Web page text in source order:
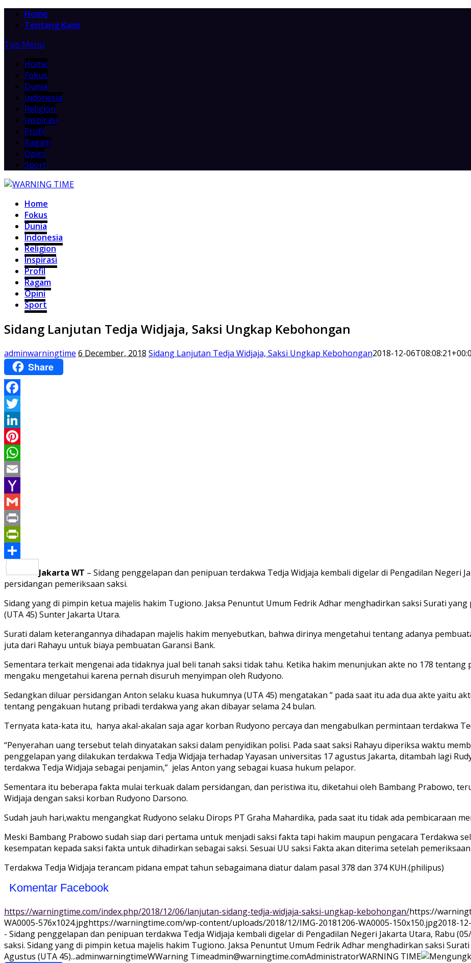
Home
Tentang Kami
Top Menu
Home
Fokus
Dunia
Indonesia
Religion
Inspirasi
Profil
Ragam
Opini
Sport
Home
Fokus
Dunia
Indonesia
Religion
Inspirasi
Profil
Ragam
Opini
Sport
Sidang Lanjutan Tedja Widjaja, Saksi Ungkap Kebohongan
adminwarningtime 6 December, 2018 Sidang Lanjutan Tedja Widjaja, Saksi Ungkap Kebohongan2018-12-
Share
Facebook
Twitter
LinkedIn
Pinterest
WhatsApp
Email
Yahoo
Mail
Gmail
Print
PrintFriendly
Share
Jakarta WT – Sidang penggelapan dan penipuan terdakwa Tedja Widjaja kembali digelar di Pengadilan Negeri
persidangan pemeriksaan saksi.
Sidang yang di pimpin ketua majelis hakim Tugiono. Jaksa Penuntut Umum Fedrik Adhar menghadirkan saksi Surati
(UTA 45) Sunter Jakarta Utara.
Surati dalam keterangannya dihadapan majelis hakim menyebutkan, bahwa dirinya mengetahui tentang adanya
juta dari Rahayu untuk biaya pembuatan Garansi Bank.
Sementara terkait mengenai ada tidaknya jual beli tanah saksi tidak tahu. Ketika hakim menunjukan akte no 178
mengaku mengetahui karena pernah disuruh menyimpan oleh Rudyono.
Sedangkan diluar persidangan Anton selaku kuasa hukumnya (UTA 45) mengatakan ” pada saat itu ada dua akte yaitu
tentang pengakuan hutang pribadi terdakwa yang akan dibayar selama 24 bulan.
Ternyata kata-kata itu, hanya akal-akalan saja agar korban Rudyono percaya dan mengabulkan permintaan terdakwa
“Penyerahan uang tersebut telah dinyatakan saksi dalam penyidikan polisi. Pada saat saksi Rahayu diperiksa waktu
penggelapan yang dilakukan terdakwa Tedja Widjaja terhadap Yayasan universitas 17 agustus Jakarta, ditambah lagi
terdakwa Tedja Widjaja sebagai penjamin,” jelas Anton yang sebagai kuasa hukum pelapor.
Sementara itu beberapa fakta mulai terkuak dalam persidangan, dan peristiwa itu, diketahui oleh Bambang Prabowo,
Widjaja dengan saksi korban Rudyono Darsono.
Sudah jauh hari,waktu mengangkat Rudyono selaku Dirops PT Graha Mahardika, pada saat itu tidak ada pembicaraan
Meski Bambang Prabowo sudah siap dari pertama untuk menjadi saksi fakta tapi hakim maupun pengacara Terdakwa
kesempatan kepada saksi fakta untuk dihadirkan sebagai saksi. Sesuai UU saksi Fakta akan diterima setelah
Terdakwa Tedja Widjaja terancam pidana empat tahun sebagaimana diatur dalam pasal 378 dan 374 KUH.(philipus)
Komentar Facebook
https://warningtime.com/index.php/2018/12/06/lanjutan-sidang-tedja-widjaja-saksi-ungkap-kebohongan/https://
WA0005-576x1024.jpghttps://warningtime.com/wp-content/uploads/2018/12/IMG-20181206-WA0005-150x150.jpg2018-
- Sidang penggelapan dan penipuan terdakwa Tedja Widjaja kembali digelar di Pengadilan Negeri Jakarta Utara, Rabu
saksi. Sidang yang di pimpin ketua majelis hakim Tugiono. Jaksa Penuntut Umum Fedrik Adhar menghadirkan saksi
Agustus (UTA 45)...adminwarningtimeWWarning Timeadmin@warningtime.comAdministratorWARNING TIME